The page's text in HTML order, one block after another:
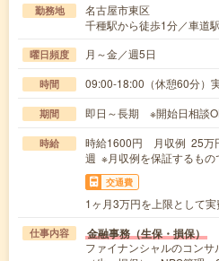
勤務地
名古屋市東区
千種駅から徒歩1分／車道
曜日頻度 月～金／週5日
時間 09:00-18:00（休憩60分）
期間 即日～長期 ※開始日相談
時給
時給1600円 月収例 25万
週 ※月収例を保証するもの
交通費
1ヶ月3万円を上限として
仕事内容 金融事務（生保・損保）
ファイナンシャルのコン